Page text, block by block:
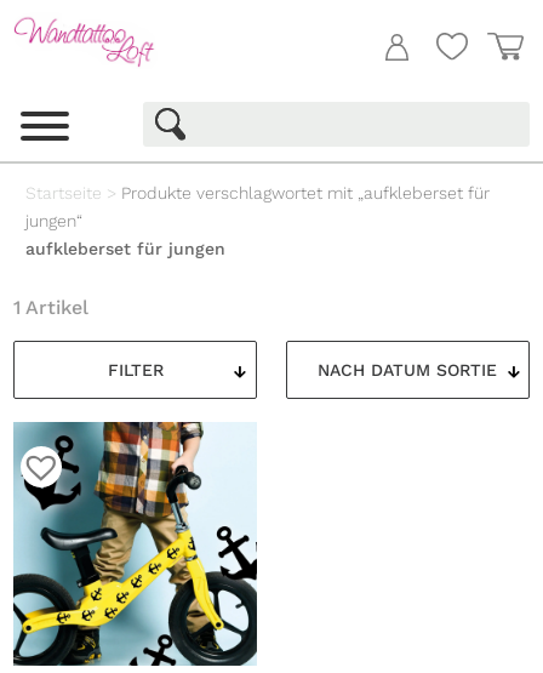
Startseite > Produkte verschlagwortet mit „aufkleberset für
jungen“
aufkleberset für jungen
FILTER
1 Artikel